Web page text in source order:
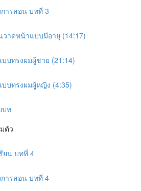
ารสอน บทที่ 3
าดหน้าแบบมีอายุ (14:17)
บทรงผมผู้ชาย (21:14)
บทรงผมผู้หญิง (4:35)
บท
ตัว
ยน บทที่ 4
ารสอน บทที่ 4